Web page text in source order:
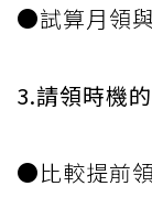
●試算月領
3.請領時機
●比較提前